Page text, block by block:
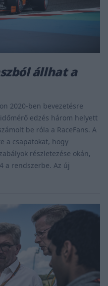
állhat a
2020-ben bevezetésre
edzés három helyett
be róla a RaceFans. A
a csapatokat, hogy
részletezése okán,
a rendszerbe. Az új